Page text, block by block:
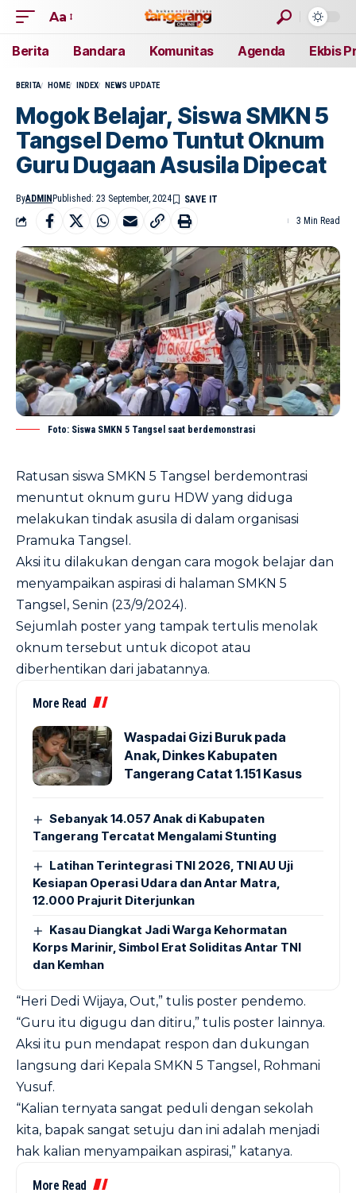
Aa
Berita Bandara Komunitas Agenda Ekbis
BERITA HOME INDEX NEWS UPDATE
Mogok Belajar, Siswa SMKN 5
Tangsel Demo Tuntut Oknum
Guru Dugaan Asusila Dipecat
ByADMIN Published: 23 September, 2024
3 Min Read
Foto: Siswa SMKN 5 Tangsel saat berdemonstrasi
Ratusan siswa SMKN 5 Tangsel berdemontrasi
menuntut oknum guru HDW yang diduga
melakukan tindak asusila di dalam organisasi
Pramuka Tangsel.
Aksi itu dilakukan dengan cara mogok belajar dan
menyampaikan aspirasi di halaman SMKN 5
Tangsel, Senin (23/9/2024).
Sejumlah poster yang tampak tertulis menolak
oknum tersebut untuk dicopot atau
diberhentikan dari jabatannya.
More Read
Waspadai Gizi Buruk pada
Anak, Dinkes Kabupaten
Tangerang Catat 1.151 Kasus
Sebanyak 14.057 Anak di Kabupaten
Tangerang Tercatat Mengalami Stunting
Latihan Terintegrasi TNI 2026, TNI AU Uji
Kesiapan Operasi Udara dan Antar Matra,
12.000 Prajurit Diterjunkan
Kasau Diangkat Jadi Warga Kehormatan
Korps Marinir, Simbol Erat Soliditas Antar TNI
dan Kemhan
“Heri Dedi Wijaya, Out,” tulis poster pendemo.
“Guru itu digugu dan ditiru,” tulis poster lainnya.
Aksi itu pun mendapat respon dan dukungan
langsung dari Kepala SMKN 5 Tangsel, Rohmani
Yusuf.
“Kalian ternyata sangat peduli dengan sekolah
kita, bapak sangat setuju dan ini adalah menjadi
hak kalian menyampaikan aspirasi,” katanya.
More Read